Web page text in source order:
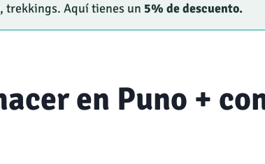
trekkings. Aquí tienes un 5% de descuento.
en Puno +